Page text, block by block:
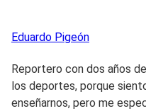
Eduardo Pigeón
Reportero con dos años
los deportes, porque
enseñarnos, pero me